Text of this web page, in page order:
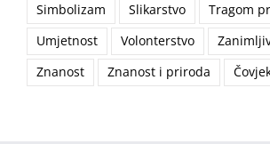
Simbolizam
Slikarstvo
Tragom
Umjetnost
Volonterstvo
Znanost
Znanost i priroda